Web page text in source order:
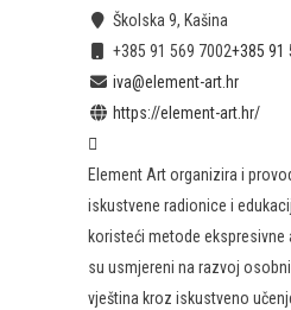
Školska 9, Kašina
+385 91 569 7002+385 91
iva@element-art.hr
https://element-art.hr/
Element Art organizira i
iskustvene radionice i
koristeći metode ekspresivne
su usmjereni na razvoj
vještina kroz iskustveno